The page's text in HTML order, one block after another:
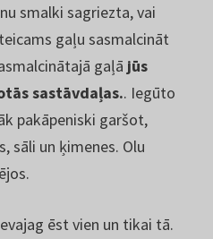
smalki sagriezta, vai
gaļu sasmalcināt
gaļā jūs
sastāvdaļas.. Iegūto
pakāpeniski garšot,
sāli un ķimenes. Olu
ēst vien un tikai tā.